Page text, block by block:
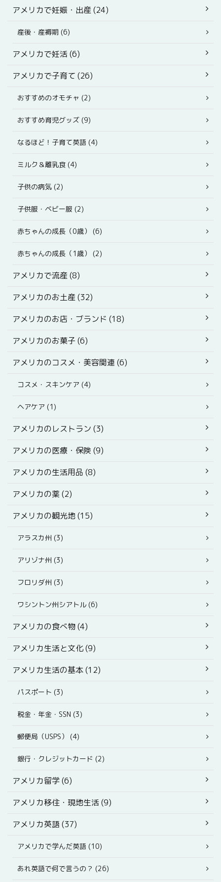
アメリカで妊娠・出産 (24)
産後・産褥期 (6)
アメリカで妊活 (6)
アメリカで子育て (26)
おすすめのオモチャ (2)
おすすめ育児グッズ (9)
なるほど！子育て英語 (4)
ミルク＆離乳食 (4)
子供の病気 (2)
子供服・ベビー服 (2)
赤ちゃんの成長（0歳） (6)
赤ちゃんの成長（1歳） (2)
アメリカで流産 (8)
アメリカのお土産 (32)
アメリカのお店・ブランド (18)
アメリカのお菓子 (6)
アメリカのコスメ・美容関連 (6)
コスメ・スキンケア (4)
ヘアケア (1)
アメリカのレストラン (3)
アメリカの医療・保険 (9)
アメリカの生活用品 (8)
アメリカの薬 (2)
アメリカの観光地 (15)
アラスカ州 (3)
アリゾナ州 (3)
フロリダ州 (3)
ワシントン州シアトル (6)
アメリカの食べ物 (4)
アメリカ生活と文化 (9)
アメリカ生活の基本 (12)
パスポート (3)
税金・年金・SSN (3)
郵便局（USPS） (4)
銀行・クレジットカード (2)
アメリカ留学 (6)
アメリカ移住・現地生活 (9)
アメリカ英語 (37)
アメリカで学んだ英語 (10)
あれ英語で何で言うの？ (26)